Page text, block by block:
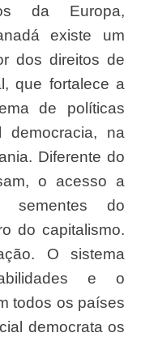
existe um
dos direitos de
que fortalece a
de políticas
democracia, na
Diferente do
o acesso a
sementes do
do capitalismo.
O sistema
e o
todos os países
democrata os